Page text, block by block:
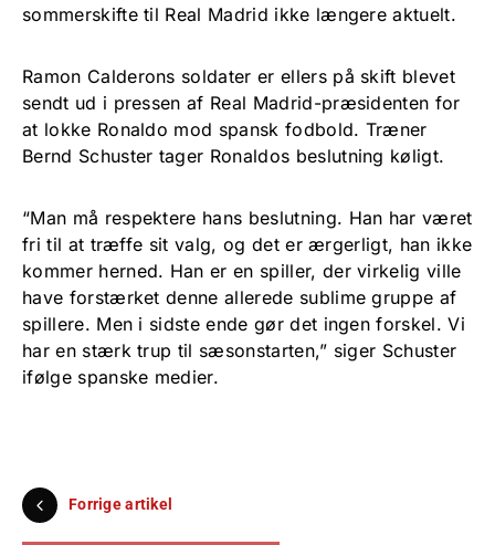
sommerskifte til Real Madrid ikke længere aktuelt.
Ramon Calderons soldater er ellers på skift blevet
sendt ud i pressen af Real Madrid-præsidenten for
at lokke Ronaldo mod spansk fodbold. Træner
Bernd Schuster tager Ronaldos beslutning køligt.
“Man må respektere hans beslutning. Han har været
fri til at træffe sit valg, og det er ærgerligt, han ikke
kommer herned. Han er en spiller, der virkelig ville
have forstærket denne allerede sublime gruppe af
spillere. Men i sidste ende gør det ingen forskel. Vi
har en stærk trup til sæsonstarten,” siger Schuster
ifølge spanske medier.
Forrige artikel